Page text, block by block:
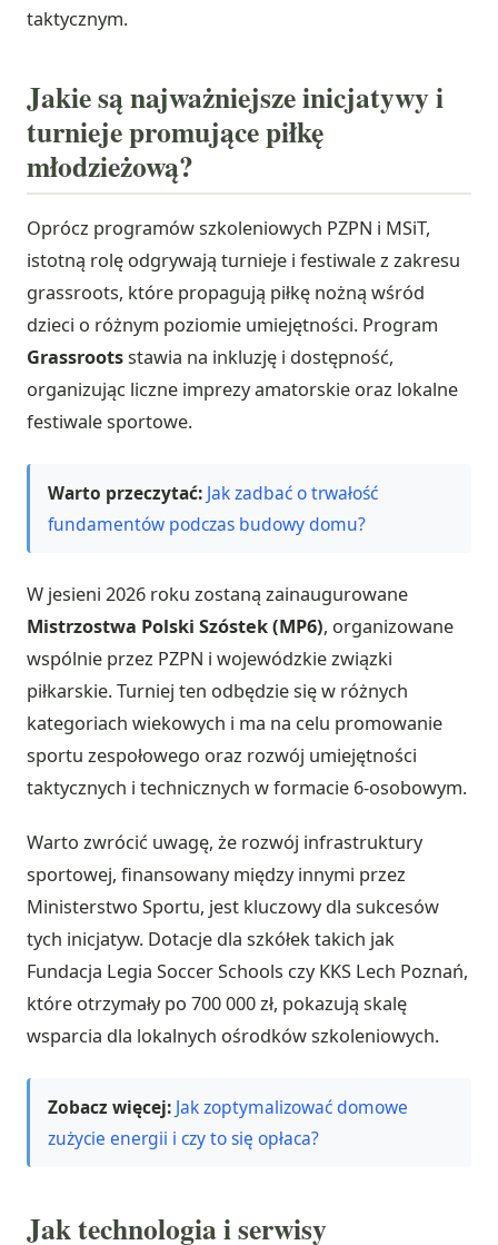
taktycznym.
Jakie są najważniejsze inicjatywy i
turnieje promujące piłkę
młodzieżową?
Oprócz programów szkoleniowych PZPN i MSiT,
istotną rolę odgrywają turnieje i festiwale z zakresu
grassroots, które propagują piłkę nożną wśród
dzieci o różnym poziomie umiejętności. Program
Grassrootsstawia na inkluzję i dostępność,
organizując liczne imprezy amatorskie oraz lokalne
festiwale sportowe.
Warto przeczytać: Jak zadbać o trwałość
fundamentów podczas budowy domu?
W jesieni 2026 roku zostaną zainaugurowane
Mistrzostwa Polski Szóstek (MP6), organizowane
wspólnie przez PZPN i wojewódzkie związki
piłkarskie. Turniej ten odbędzie się w różnych
kategoriach wiekowych i ma na celu promowanie
sportu zespołowego oraz rozwój umiejętności
taktycznych i technicznych w formacie 6-osobowym.
Warto zwrócić uwagę, że rozwój infrastruktury
sportowej, finansowany między innymi przez
Ministerstwo Sportu, jest kluczowy dla sukcesów
tych inicjatyw. Dotacje dla szkółek takich jak
Fundacja Legia Soccer Schools czy KKS Lech Poznań,
które otrzymały po 700 000 zł, pokazują skalę
wsparcia dla lokalnych ośrodków szkoleniowych.
Zobacz więcej: Jak zoptymalizować domowe
zużycie energii i czy to się opłaca?
Jak technologia i serwisy